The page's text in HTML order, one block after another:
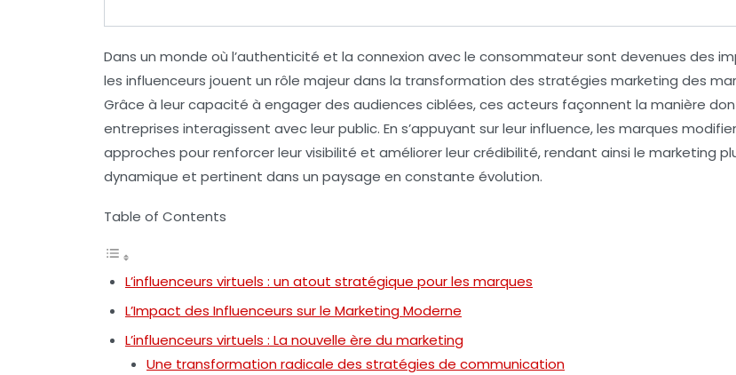
Dans un monde où l’authenticité et la connexion avec le consommateur sont devenues des
les influenceurs jouent un rôle majeur dans la transformation des stratégies marketing des
Grâce à leur capacité à engager des audiences ciblées, ces acteurs façonnent la manière
entreprises interagissent avec leur public. En s’appuyant sur leur influence, les marques
approches pour renforcer leurvisibilité et améliorer leurcrédibilité, rendant ainsi le marketing
dynamique et pertinent dans un paysage en constante évolution.
Table of Contents
L’influenceurs virtuels : un atout stratégique pour les marques
L’Impact des Influenceurs sur le Marketing Moderne
L’influenceurs virtuels : La nouvelle ère du marketing
Une transformation radicale des stratégies de communication